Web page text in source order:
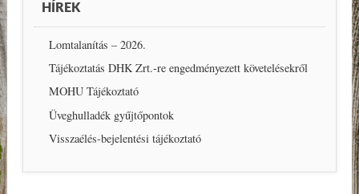
HÍREK
Lomtalanítás – 2026.
Tájékoztatás DHK Zrt.-re engedményezett követelésekről
MOHU Tájékoztató
Üveghulladék gyűjtőpontok
Visszaélés-bejelentési tájékoztató